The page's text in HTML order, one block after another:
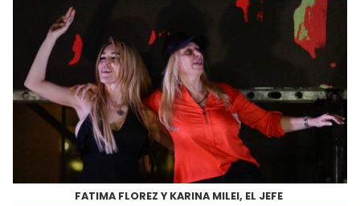
FATIMA FLOREZ Y KARINA MILEI, EL JEFE